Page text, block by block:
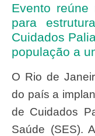
Evento reúne
para
Cuidados
população a
O Rio de Janeiro se tornou o primeiro estado
do país a
de Cuidados
Saúde (SES).